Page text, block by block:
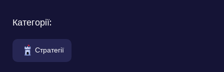
Категорії:
Стратегії